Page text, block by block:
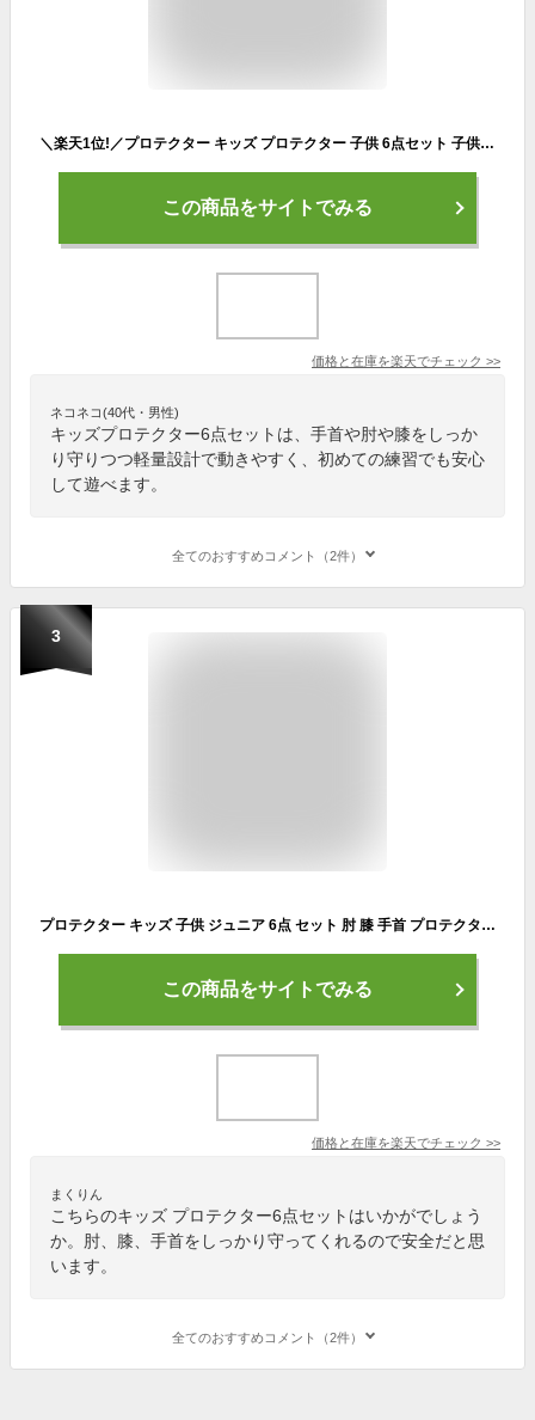
＼楽天1位!／プロテクター キッズ プロテクター 子供 6点セット 子供 自転車 プロテクターセット 手首/肘/膝ガード 3~12歳 自転車 転倒 怪我防止 スケートボード ローラースケート キックバイク 子供用 こども 誕生日 クリスマス プレゼント
この商品をサイトでみる
価格と在庫を楽天でチェック >>
ネコネコ(40代・男性)
キッズプロテクター6点セットは、手首や肘や膝をしっか
り守りつつ軽量設計で動きやすく、初めての練習でも安心
して遊べます。
全てのおすすめコメント（2件）
3
プロテクター キッズ 子供 ジュニア 6点 セット 肘 膝 手首 プロテクターセット サポーター | 自転車 キックボード スケートボード ローラースケート キックスクーター スケボー ひじ ひざ 子供用 男の子 女の子 防具 安全 ガード
この商品をサイトでみる
価格と在庫を楽天でチェック >>
まくりん
こちらのキッズ プロテクター6点セットはいかがでしょう
か。肘、膝、手首をしっかり守ってくれるので安全だと思
います。
全てのおすすめコメント（2件）